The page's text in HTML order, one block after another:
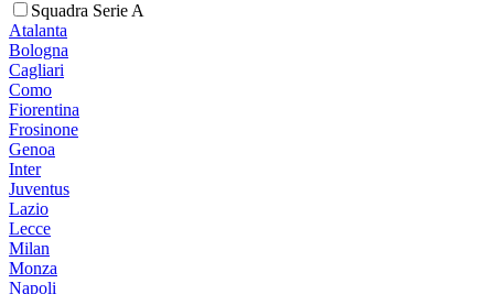
Squadra Serie A
Atalanta
Bologna
Cagliari
Como
Fiorentina
Frosinone
Genoa
Inter
Juventus
Lazio
Lecce
Milan
Monza
Napoli